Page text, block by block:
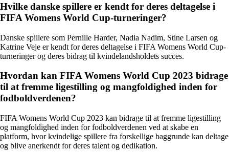
Hvilke danske spillere er kendt for deres deltagelse i
FIFA Womens World Cup-turneringer?
Danske spillere som Pernille Harder, Nadia Nadim, Stine Larsen og
Katrine Veje er kendt for deres deltagelse i FIFA Womens World Cup-
turneringer og deres bidrag til kvindelandsholdets succes.
Hvordan kan FIFA Womens World Cup 2023 bidrage
til at fremme ligestilling og mangfoldighed inden for
fodboldverdenen?
FIFA Womens World Cup 2023 kan bidrage til at fremme ligestilling
og mangfoldighed inden for fodboldverdenen ved at skabe en
platform, hvor kvindelige spillere fra forskellige baggrunde kan deltage
og blive anerkendt for deres talent og dedikation.